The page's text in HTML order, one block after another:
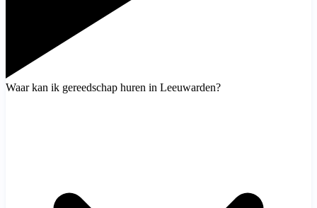
Waar kan ik gereedschap huren in Leeuwarden?